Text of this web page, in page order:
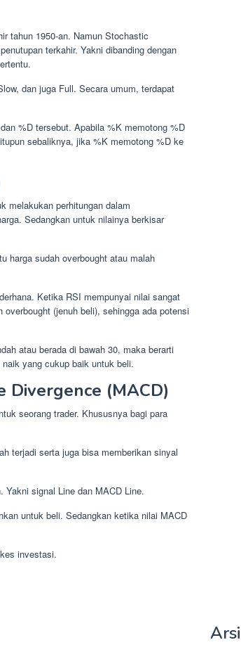
tahun 1950-an. Namun Stochastic
terkahir. Yakni dibanding dengan
dan juga Full. Secara umum, terdapat
%D tersebut. Apabila %K memotong %D
sebaliknya, jika %K memotong %D ke
melakukan perhitungan dalam
Sedangkan untuk nilainya berkisar
harga sudah overbought atau malah
Ketika RSI mempunyai nilai sangat
(jenuh beli), sehingga ada potensi
atau berada di bawah 30, maka berarti
yang cukup baik untuk beli.
Divergence (MACD)
seorang trader. Khususnya bagi para
terjadi serta juga bisa memberikan sinyal
Yakni signal Line dan MACD Line.
untuk beli. Sedangkan ketika nilai MACD
investasi.